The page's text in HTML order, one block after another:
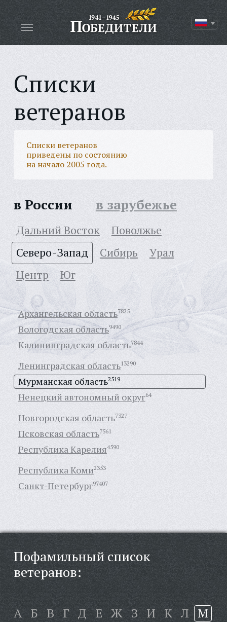
Списки
ветеранов
Списки ветеранов
приведены по состоянию
на начало 2005 года.
в России в зарубежье
Дальний Восток
Поволжье
Северо-Запад
Сибирь
Урал
Центр
Юг
Архангельская область7825
Вологодская область9490
Калининградская область7844
Ленинградская область13290
Мурманская область2519
Ненецкий автономный округ64
Новгородская область7327
Псковская область7561
Республика Карелия4590
Республика Коми2353
Санкт-Петербург97407
Пофамильный список
ветеранов:
А Б В Г Д Е Ж З И К Л М